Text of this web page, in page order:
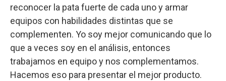
reconocer la pata fuerte de cada uno y armar
equipos con habilidades distintas que se
complementen. Yo soy mejor comunicando que lo
que a veces soy en el análisis, entonces
trabajamos en equipo y nos complementamos.
Hacemos eso para presentar el mejor producto.